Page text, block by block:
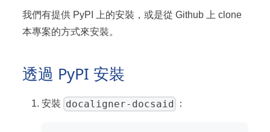
我們有提供 PyPI 上的安裝，或是從 Github 上 clone
本專案的方式來安裝。
透過 PyPI 安裝
安裝 docaligner-docsaid ：